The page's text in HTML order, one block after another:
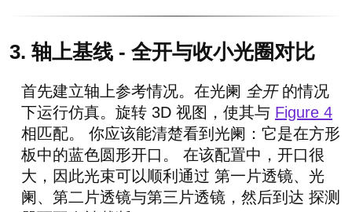
3. 轴上基线 - 全开与收小光圈对比
首先建立轴上参考情况。在光阑 全开的情况
下运行仿真。旋转 3D 视图，使其与 Figure 4
相匹配。 你应该能清楚看到光阑：它是在方形
板中的蓝色圆形开口。 在该配置中，开口很
大，因此光束可以顺利通过 第一片透镜、光
阑、第二片透镜与第三片透镜，然后到达 探测